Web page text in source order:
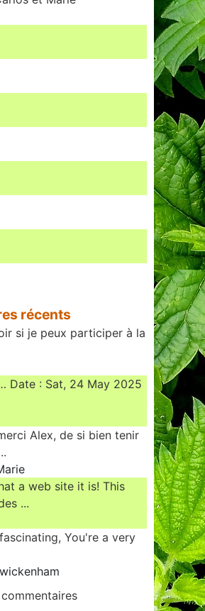
récents
si je peux participer à la
Date : Sat, 24 May 2025
Alex, de si bien tenir
a web site it is! This
...
You'rе a very